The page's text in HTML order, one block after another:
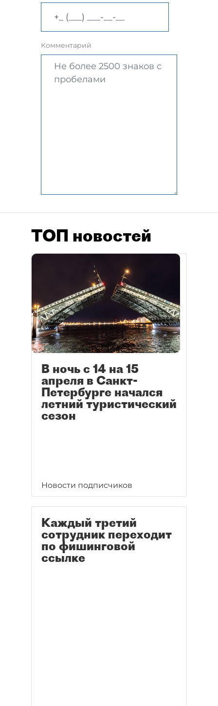
Комментарий
ТОП новостей
В ночь с 14 на 15
апреля в Санкт-
Петербурге начался
летний туристический
сезон
Новости подписчиков
Каждый третий
сотрудник переходит
по фишинговой
ссылке